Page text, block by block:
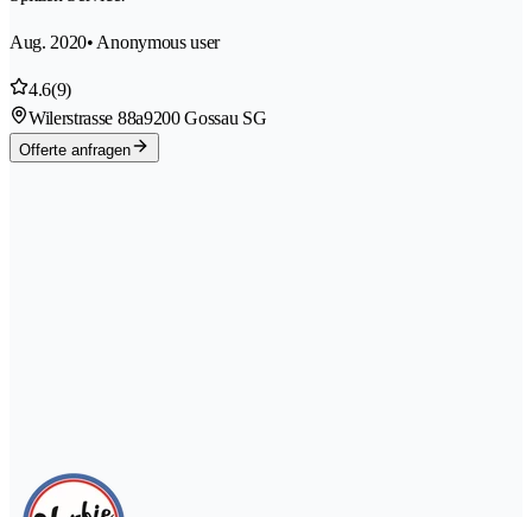
Aug. 2020• Anonymous user
4.6(9)
Wilerstrasse 88a9200 Gossau SG
Offerte anfragen